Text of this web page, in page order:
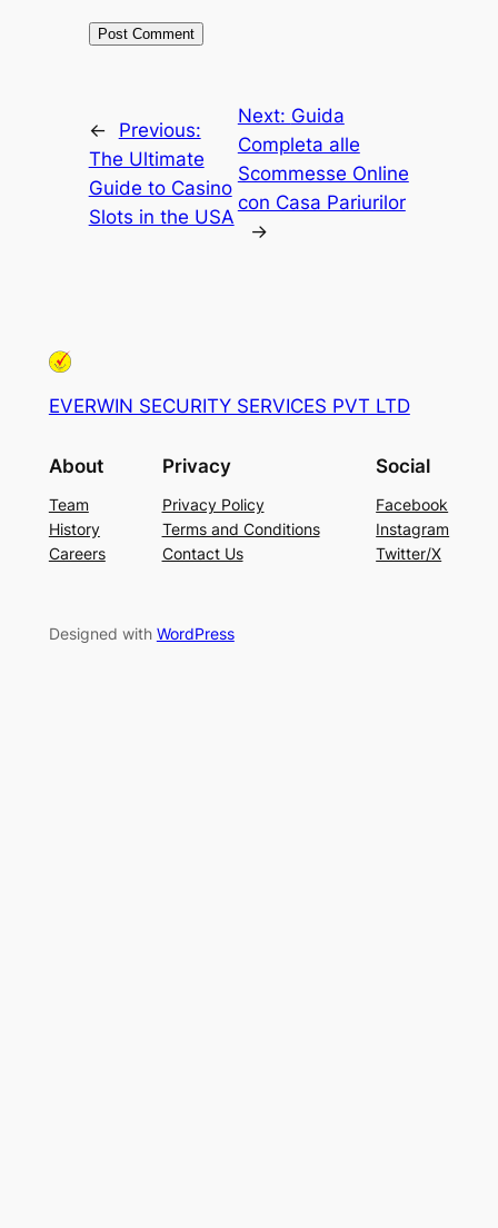
←
Previous:
The Ultimate
Guide to Casino
Slots in the USA
Next: Guida
Completa alle
Scommesse Online
con Casa Pariurilor
→
EVERWIN SECURITY SERVICES PVT LTD
About
Team
History
Careers
Privacy
Privacy Policy
Terms and Conditions
Contact Us
Social
Facebook
Instagram
Twitter/X
Designed with WordPress